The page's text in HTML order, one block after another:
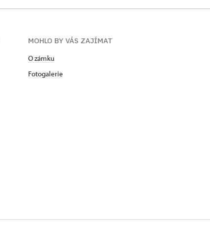
MOHLO BY VÁS ZAJÍMAT
O zámku
Fotogalerie